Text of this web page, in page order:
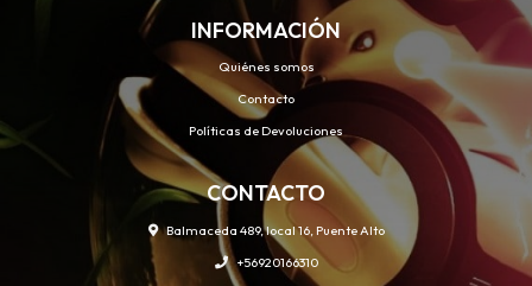
INFORMACIÓN
Quiénes somos
Contacto
Políticas de Devoluciones
CONTACTO
Balmaceda 489, local 16, Puente Alto
+56920166310